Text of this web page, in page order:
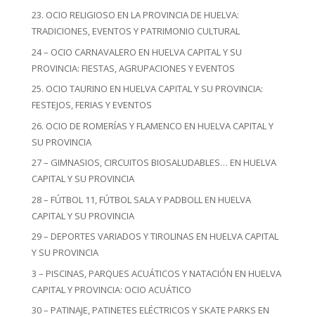
23. OCIO RELIGIOSO EN LA PROVINCIA DE HUELVA:
TRADICIONES, EVENTOS Y PATRIMONIO CULTURAL
24 – OCIO CARNAVALERO EN HUELVA CAPITAL Y SU
PROVINCIA: FIESTAS, AGRUPACIONES Y EVENTOS
25. OCIO TAURINO EN HUELVA CAPITAL Y SU PROVINCIA:
FESTEJOS, FERIAS Y EVENTOS
26. OCIO DE ROMERÍAS Y FLAMENCO EN HUELVA CAPITAL Y
SU PROVINCIA
27 – GIMNASIOS, CIRCUITOS BIOSALUDABLES… EN HUELVA
CAPITAL Y SU PROVINCIA
28 – FÚTBOL 11, FÚTBOL SALA Y PADBOLL EN HUELVA
CAPITAL Y SU PROVINCIA
29 – DEPORTES VARIADOS Y TIROLINAS EN HUELVA CAPITAL
Y SU PROVINCIA
3 – PISCINAS, PARQUES ACUÁTICOS Y NATACIÓN EN HUELVA
CAPITAL Y PROVINCIA: OCIO ACUÁTICO
30 – PATINAJE, PATINETES ELÉCTRICOS Y SKATE PARKS EN